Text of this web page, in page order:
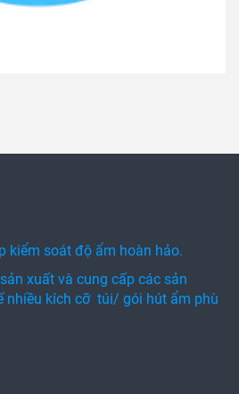
kiểm soát độ ẩm hoàn hảo.
xuất và cung cấp các sản
nhiều kích cỡ túi/ gói hút ẩm phù